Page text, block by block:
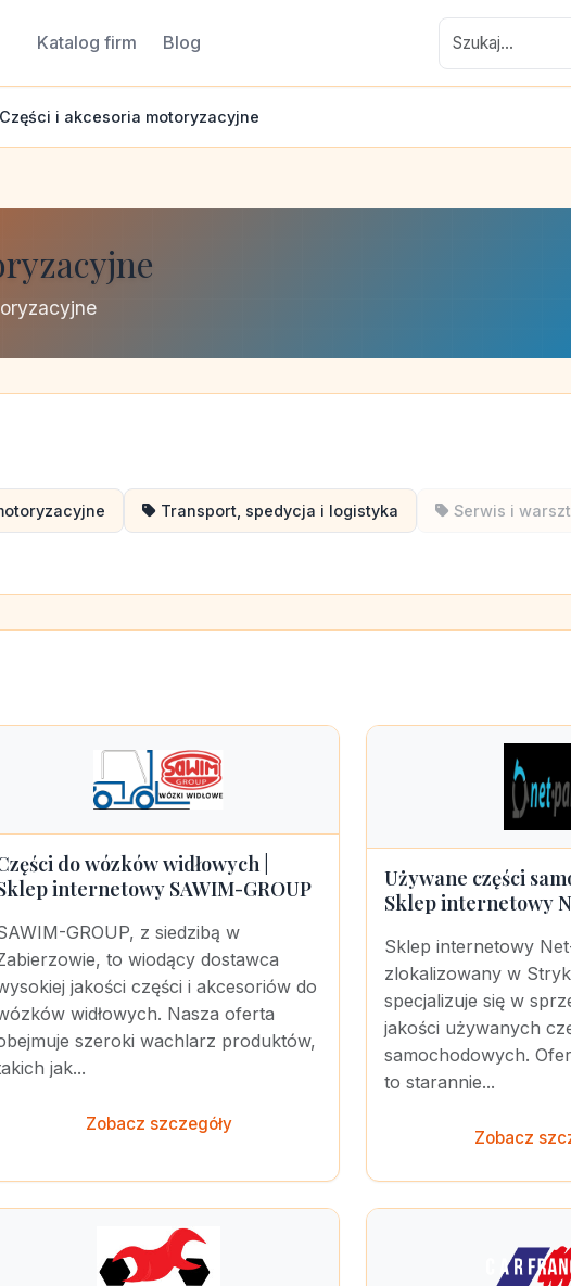
Katalog firm Blog
Części i akcesoria motoryzacyjne
Transport, spedycja i logistyka Serwis i
do wózków widłowych |
internetowy SAWIM-GROUP
GROUP, z siedzibą w
to wiodący dostawca
jakości części i akcesoriów do
widłowych. Nasza oferta
szeroki wachlarz produktów,
jak...
Zobacz szczegóły
Używane części
Sklep internetowy
Sklep internetowy
zlokalizowany w
specjalizuje się w
jakości używanych
samochodowych.
to starannie...
Zobacz